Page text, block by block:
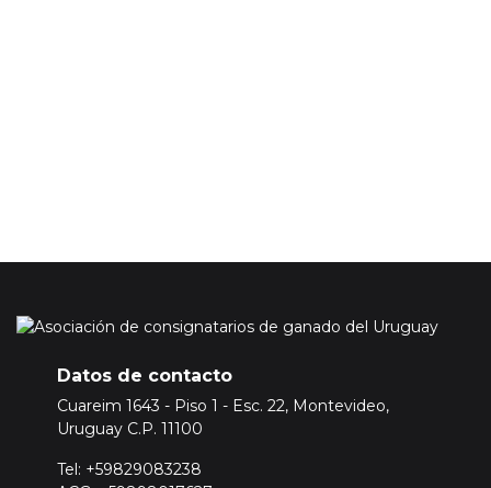
Datos de contacto
Cuareim 1643 - Piso 1 - Esc. 22, Montevideo,
Uruguay C.P. 11100
Tel: +59829083238